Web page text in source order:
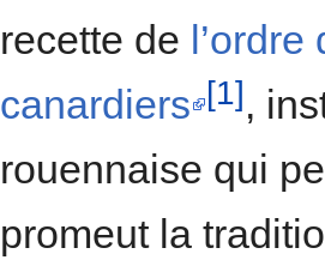
recette de l’ordre
canardiers [1],
rouennaise qui
promeut la